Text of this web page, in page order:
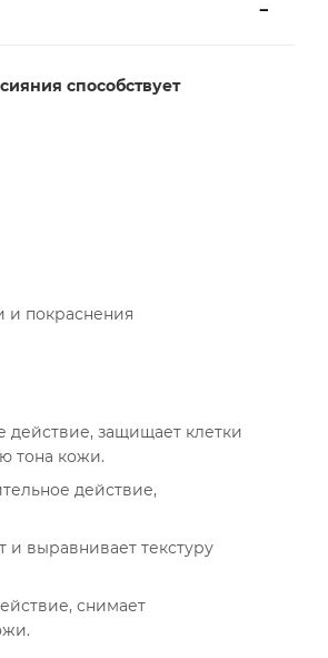
способствует
и покраснения
действие, защищает клетки
тона кожи.
действие,
и выравнивает текстуру
снимает